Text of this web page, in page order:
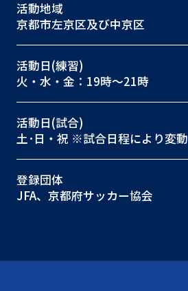
活動地域
京都市左京区及び中京区
活動日(練習)
火・水・金：19時〜21時
活動日(試合)
土･日・祝 ※試合日程により変動
登録団体
JFA、京都府サッカー協会